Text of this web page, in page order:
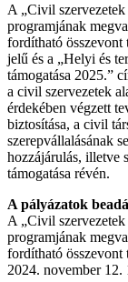
A „Civil
programjának
fordítható
jelű és a „Helyi és
támogatása 2025.”
a civil szervezetek
érdekében végzett
biztosítása, a civil
szerepvállalásának
hozzájárulás, illetve
támogatása révén.
A pályázatok
A „Civil
programjának
fordítható összevont
2024. november 12.